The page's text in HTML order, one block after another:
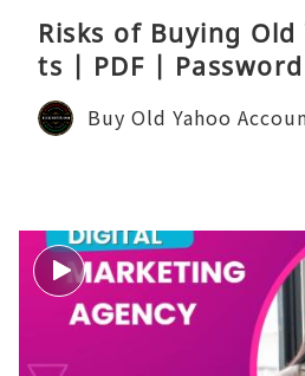
Risks of Buying Old
ts | PDF | Password
Buy Old Yahoo